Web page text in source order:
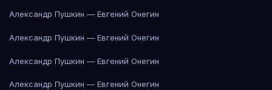
Александр Пушкин — Евгений Онегин
Александр Пушкин — Евгений Онегин
Александр Пушкин — Евгений Онегин
Александр Пушкин — Евгений Онегин